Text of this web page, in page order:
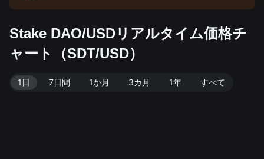
Stake DAO/USDリアルタイム価格チ
ャート（SDT/USD）
1日 7日間 1か月 3カ月 1年 すべて